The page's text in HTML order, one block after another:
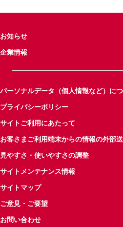
お知らせ
企業情報
パーソナルデータ（個人情報など）に
プライバシーポリシー
サイトご利用にあたって
お客さまご利用端末からの情報の外部
見やすさ・使いやすさの調整
サイトメンテナンス情報
サイトマップ
ご意見・ご要望
お問い合わせ